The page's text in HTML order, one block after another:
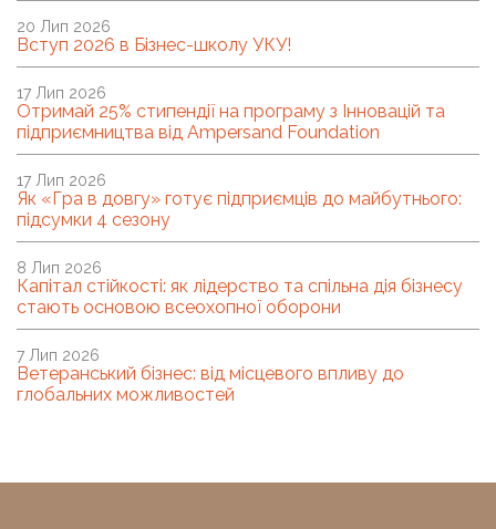
Вступ 2026 в Бізнес-школу УКУ!
20 Лип 2026
Отримай 25% стипендії на програму з Інновацій та
підприємництва від Ampersand Foundation
17 Лип 2026
Як «Гра в довгу» готує підприємців до майбутнього:
підсумки 4 сезону
17 Лип 2026
Капітал стійкості: як лідерство та спільна дія бізнесу
стають основою всеохопної оборони
8 Лип 2026
Ветеранський бізнес: від місцевого впливу до
глобальних можливостей
7 Лип 2026